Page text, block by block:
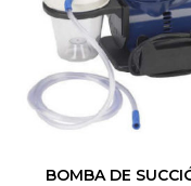
BOMBA DE